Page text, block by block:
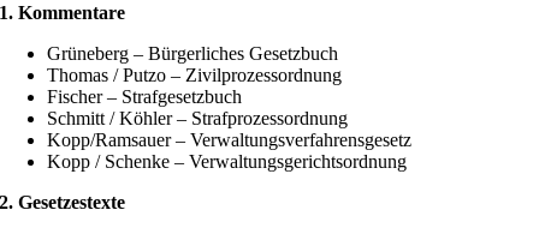
1. Kommentare
Grüneberg – Bürgerliches Gesetzbuch
Thomas / Putzo – Zivilprozessordnung
Fischer – Strafgesetzbuch
Schmitt / Köhler – Strafprozessordnung
Kopp/Ramsauer – Verwaltungsverfahrensgesetz
Kopp / Schenke – Verwaltungsgerichtsordnung
2. Gesetzestexte